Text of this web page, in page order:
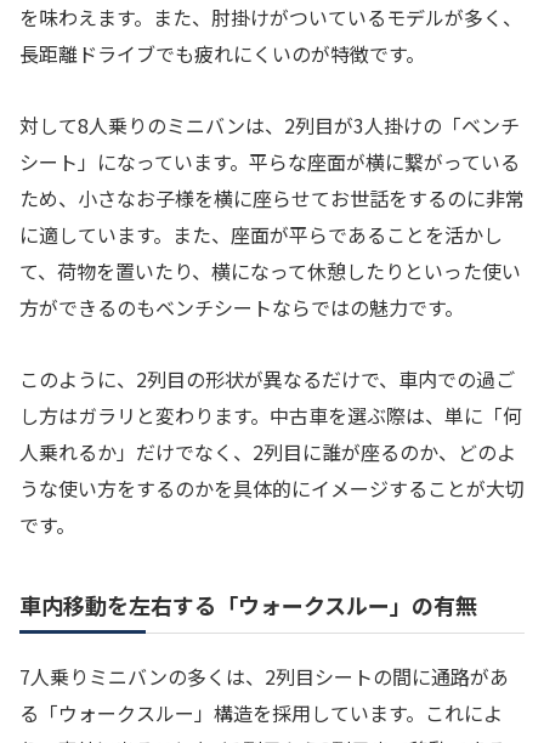
を味わえます。また、肘掛けがついているモデルが多く、
長距離ドライブでも疲れにくいのが特徴です。
対して8人乗りのミニバンは、2列目が3人掛けの「ベンチ
シート」になっています。平らな座面が横に繋がっている
ため、小さなお子様を横に座らせてお世話をするのに非常
に適しています。また、座面が平らであることを活かし
て、荷物を置いたり、横になって休憩したりといった使い
方ができるのもベンチシートならではの魅力です。
このように、2列目の形状が異なるだけで、車内での過ご
し方はガラリと変わります。中古車を選ぶ際は、単に「何
人乗れるか」だけでなく、2列目に誰が座るのか、どのよ
うな使い方をするのかを具体的にイメージすることが大切
です。
車内移動を左右する「ウォークスルー」の有無
7人乗りミニバンの多くは、2列目シートの間に通路があ
る「ウォークスルー」構造を採用しています。これによ